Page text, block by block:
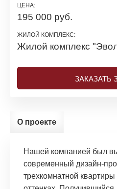
ЦЕНА:
195 000 руб.
ЖИЛОЙ КОМПЛЕКС:
Жилой комплекс
ЗАКАЗАТЬ
О проекте
Нашей компанией был
современный дизайн-
трехкомнатной